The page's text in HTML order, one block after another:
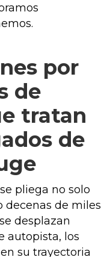
por
de
tratan
de
pliega no solo
decenas de miles
desplazan
autopista, los
su trayectoria